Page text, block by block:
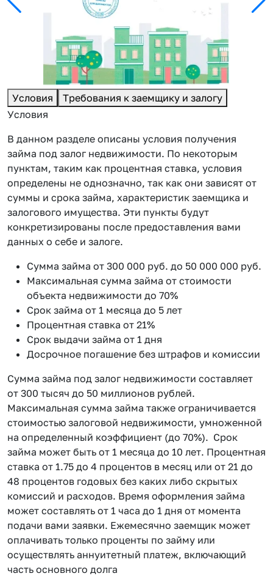
Условия
Требования к заемщику и залогу
Условия
В данном разделе описаны условия получения
займа под залог недвижимости. По некоторым
пунктам, таким как процентная ставка, условия
определены не однозначно, так как они зависят от
суммы и срока займа, характеристик заемщика и
залогового имущества. Эти пункты будут
конкретизированы после предоставления вами
данных о себе и залоге.
Сумма займа от 300 000 руб. до 50 000 000 руб.
Максимальная сумма займа от стоимости
объекта недвижимости до 70%
Срок займа от 1 месяца до 5 лет
Процентная ставка от 21%
Срок выдачи займа от 1 дня
Досрочное погашение без штрафов и комиссии
Сумма займа под залог недвижимости составляет
от 300 тысяч до 50 миллионов рублей.
Максимальная сумма займа также ограничивается
стоимостью залоговой недвижимости, умноженной
на определенный коэффициент (до 70%). Срок
займа может быть от 1 месяца до 10 лет. Процентная
ставка от 1.75 до 4 процентов в месяц или от 21 до
48 процентов годовых без каких либо скрытых
комиссий и расходов. Время оформления займа
может составлять от 1 часа до 1 дня от момента
подачи вами заявки. Ежемесячно заемщик может
оплачивать только проценты по займу или
осуществлять аннуитетный платеж, включающий
часть основного долга